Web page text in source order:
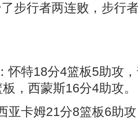
步行者两连败，步行
怀特18分4篮板5助攻
，西蒙斯16分4助攻。
亚卡姆21分8篮板6助